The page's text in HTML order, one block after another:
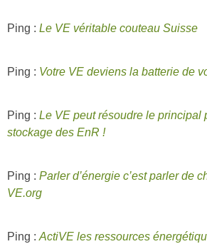
Ping : Le VE véritable couteau Suisse
Ping : Votre VE deviens la batterie de
Ping : Le VE peut résoudre le principal
stockage des EnR !
Ping : Parler d’énergie c’est parler de
VE.org
Ping : ActiVE les ressources